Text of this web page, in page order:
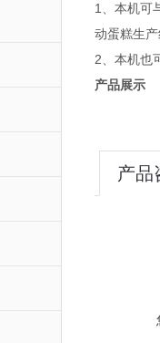
1、本机可
动蛋糕生
2、本机也
产品展示
产品